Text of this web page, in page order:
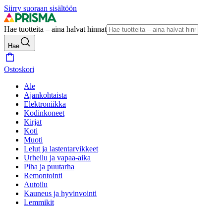
Siirry suoraan sisältöön
Hae tuotteita – aina halvat hinnat
Hae
Ostoskori
Ale
Ajankohtaista
Elektroniikka
Kodinkoneet
Kirjat
Koti
Muoti
Lelut ja lastentarvikkeet
Urheilu ja vapaa-aika
Piha ja puutarha
Remontointi
Autoilu
Kauneus ja hyvinvointi
Lemmikit